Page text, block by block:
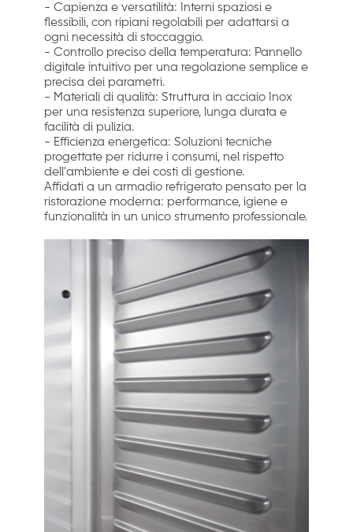
- Capienza e versatilità: Interni spaziosi e
flessibili, con ripiani regolabili per adattarsi a
ogni necessità di stoccaggio.
- Controllo preciso della temperatura: Pannello
digitale intuitivo per una regolazione semplice e
precisa dei parametri.
- Materiali di qualità: Struttura in acciaio Inox
per una resistenza superiore, lunga durata e
facilità di pulizia.
- Efficienza energetica: Soluzioni tecniche
progettate per ridurre i consumi, nel rispetto
dell'ambiente e dei costi di gestione.
Affidati a un armadio refrigerato pensato per la
ristorazione moderna: performance, igiene e
funzionalità in un unico strumento professionale.